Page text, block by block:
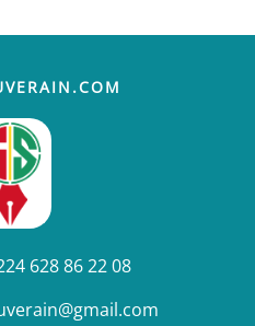
628 86 22 08